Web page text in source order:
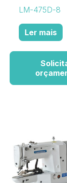
LM-475D-8
Ler mais